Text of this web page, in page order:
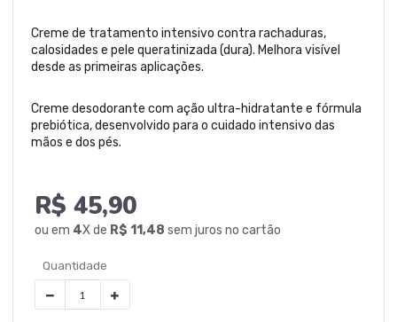
Creme de tratamento intensivo contra rachaduras,
calosidades e pele queratinizada (dura). Melhora visível
desde as primeiras aplicações.
Creme desodorante com ação ultra-hidratante e fórmula
prebiótica, desenvolvido para o cuidado intensivo das
mãos e dos pés.
R$ 45,90
ou em 4X de R$ 11,48 sem juros no cartão